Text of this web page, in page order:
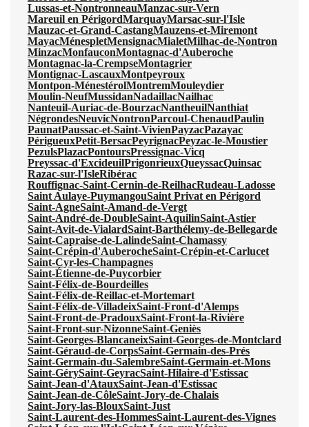
Lussas-et-NontronneauManzac-sur-Vern
Mareuil en PérigordMarquayMarsac-sur-l'Isle
Mauzac-et-Grand-CastangMauzens-et-Miremont
MayacMénespletMensignacMialetMilhac-de-Nontron
MinzacMonfauconMontagnac-d'Auberoche
Montagnac-la-CrempseMontagrier
Montignac-LascauxMontpeyroux
Montpon-MénestérolMontremMouleydier
Moulin-NeufMussidanNadaillacNailhac
Nanteuil-Auriac-de-BourzacNantheuilNanthiat
NégrondesNeuvicNontronParcoul-ChenaudPaulin
PaunatPaussac-et-Saint-VivienPayzacPazayac
PérigueuxPetit-BersacPeyrignacPeyzac-le-Moustier
PezulsPlazacPontoursPressignac-Vicq
Preyssac-d'ExcideuilPrigonrieuxQueyssacQuinsac
Razac-sur-l'IsleRibérac
Rouffignac-Saint-Cernin-de-ReilhacRudeau-Ladosse
Saint Aulaye-PuymangouSaint Privat en Périgord
Saint-AgneSaint-Amand-de-Vergt
Saint-André-de-DoubleSaint-AquilinSaint-Astier
Saint-Avit-de-VialardSaint-Barthélemy-de-Bellegarde
Saint-Capraise-de-LalindeSaint-Chamassy
Saint-Crépin-d'AuberocheSaint-Crépin-et-Carlucet
Saint-Cyr-les-Champagnes
Saint-Étienne-de-Puycorbier
Saint-Félix-de-Bourdeilles
Saint-Félix-de-Reillac-et-Mortemart
Saint-Félix-de-VilladeixSaint-Front-d'Alemps
Saint-Front-de-PradouxSaint-Front-la-Rivière
Saint-Front-sur-NizonneSaint-Geniès
Saint-Georges-BlancaneixSaint-Georges-de-Montclard
Saint-Géraud-de-CorpsSaint-Germain-des-Prés
Saint-Germain-du-SalembreSaint-Germain-et-Mons
Saint-GérySaint-GeyracSaint-Hilaire-d'Estissac
Saint-Jean-d'AtauxSaint-Jean-d'Estissac
Saint-Jean-de-CôleSaint-Jory-de-Chalais
Saint-Jory-las-BlouxSaint-Just
Saint-Laurent-des-HommesSaint-Laurent-des-Vignes